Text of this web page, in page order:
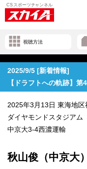
視聴方法
2025/9/5 [新着情報]
【ドラフトへの軌跡
2025年3月13日 東海地
ダイヤモンドスタジアム
中京大3-4西濃運輸
秋山俊（中京大